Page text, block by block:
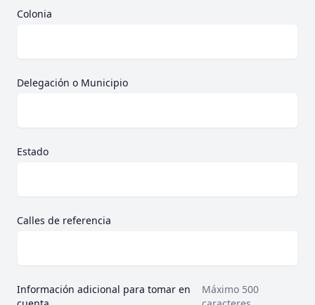
Colonia
Delegación o Municipio
Estado
Calles de referencia
Información adicional para tomar en
Máximo 500